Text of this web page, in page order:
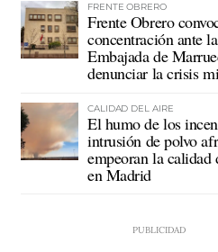
FRENTE OBRERO
Frente Obrero
concentración ante la
Embajada de
denunciar la crisis
CALIDAD DEL AIRE
El humo de los
intrusión de polvo
empeoran la calidad
en Madrid